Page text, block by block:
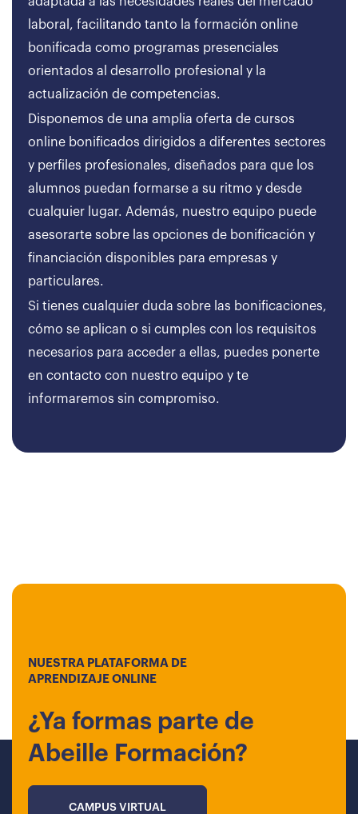
laboral, facilitando tanto la formación online
bonificada como programas presenciales
orientados al desarrollo profesional y la
actualización de competencias.
Disponemos de una amplia oferta de cursos
online bonificados dirigidos a diferentes sectores
y perfiles profesionales, diseñados para que los
alumnos puedan formarse a su ritmo y desde
cualquier lugar. Además, nuestro equipo puede
asesorarte sobre las opciones de bonificación y
financiación disponibles para empresas y
particulares.
Si tienes cualquier duda sobre las bonificaciones,
cómo se aplican o si cumples con los requisitos
necesarios para acceder a ellas, puedes ponerte
en contacto con nuestro equipo y te
informaremos sin compromiso.
NUESTRA PLATAFORMA DE
APRENDIZAJE ONLINE
¿Ya formas parte de
Abeille Formación?
CAMPUS VIRTUAL